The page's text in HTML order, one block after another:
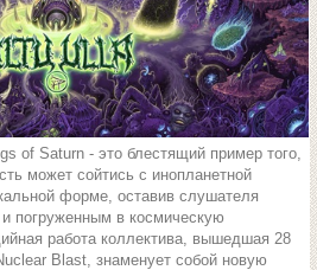
of Saturn - это блестящий пример того,
может сойтись с инопланетной
форме, оставив слушателя
погруженным в космическую
работа коллектива, вышедшая 28
Blast, знаменует собой новую